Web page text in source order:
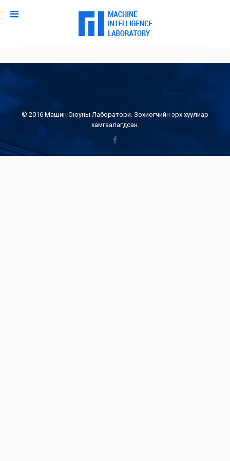
© 2016 Машин Оюуны Лаборатори. Зохиогчийн эрх хуулиар
хамгаалагдсан.